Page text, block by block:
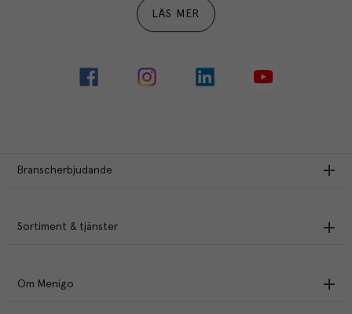
LÄS MER
Branscherbjudande
Sortiment & tjänster
Om Menigo